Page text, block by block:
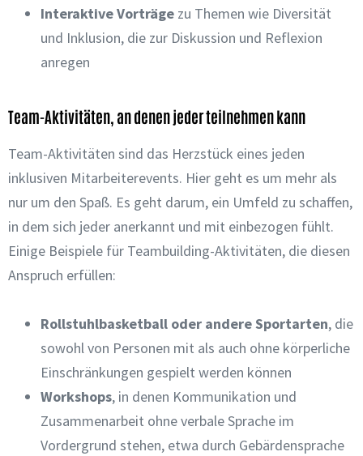
Interaktive Vorträge zu Themen wie Diversität
und Inklusion, die zur Diskussion und Reflexion
anregen
Team-Aktivitäten, an denen jeder teilnehmen kann
Team-Aktivitäten sind das Herzstück eines jeden
inklusiven Mitarbeiterevents. Hier geht es um mehr als
nur um den Spaß. Es geht darum, ein Umfeld zu schaffen,
in dem sich jeder anerkannt und mit einbezogen fühlt.
Einige Beispiele für Teambuilding-Aktivitäten, die diesen
Anspruch erfüllen:
Rollstuhlbasketball oder andere Sportarten, die
sowohl von Personen mit als auch ohne körperliche
Einschränkungen gespielt werden können
Workshops, in denen Kommunikation und
Zusammenarbeit ohne verbale Sprache im
Vordergrund stehen, etwa durch Gebärdensprache